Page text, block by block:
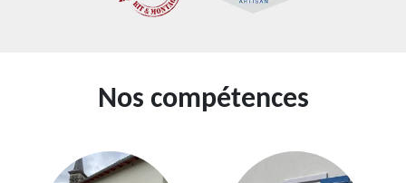
Nos compétences